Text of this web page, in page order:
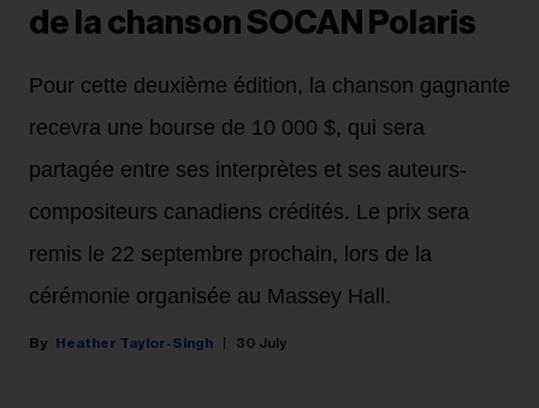
de la chanson SOCAN Polaris
Pour cette deuxième édition, la chanson gagnante
recevra une bourse de 10 000 $, qui sera
partagée entre ses interprètes et ses auteurs-
compositeurs canadiens crédités. Le prix sera
remis le 22 septembre prochain, lors de la
cérémonie organisée au Massey Hall.
Heather Taylor-Singh 30 July